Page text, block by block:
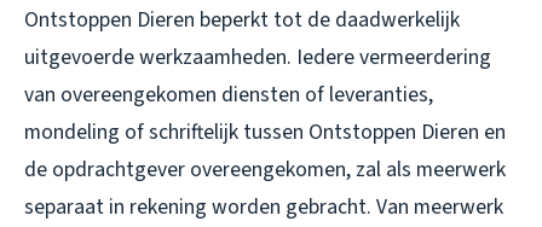
Ontstoppen Dieren beperkt tot de daadwerkelijk
uitgevoerde werkzaamheden. Iedere vermeerdering
van overeengekomen diensten of leveranties,
mondeling of schriftelijk tussen Ontstoppen Dieren en
de opdrachtgever overeengekomen, zal als meerwerk
separaat in rekening worden gebracht. Van meerwerk